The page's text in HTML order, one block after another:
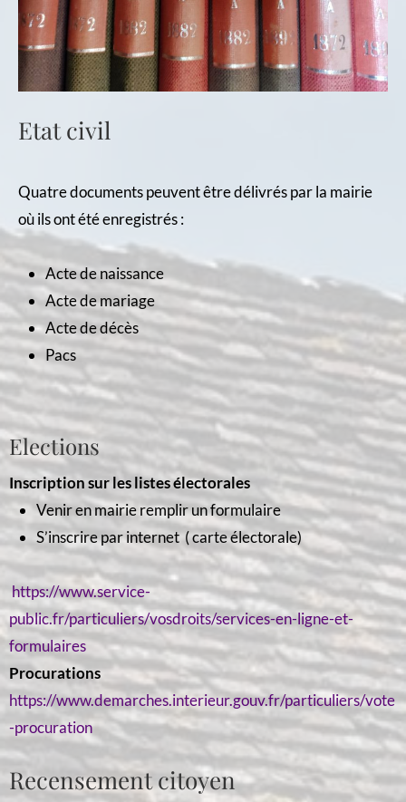
Etat civil
Quatre documents peuvent être délivrés par la mairie
où ils ont été enregistrés :
Acte de naissance
Acte de mariage
Acte de décès
Pacs
Elections
Inscription sur les listes électorales
Venir en mairie remplir un formulaire
S’inscrire par internet ( carte électorale)
https://www.service-
public.fr/particuliers/vosdroits/services-en-ligne-et-
formulaires
Procurations
https://www.demarches.interieur.gouv.fr/particuliers/vote
-procuration
Recensement citoyen